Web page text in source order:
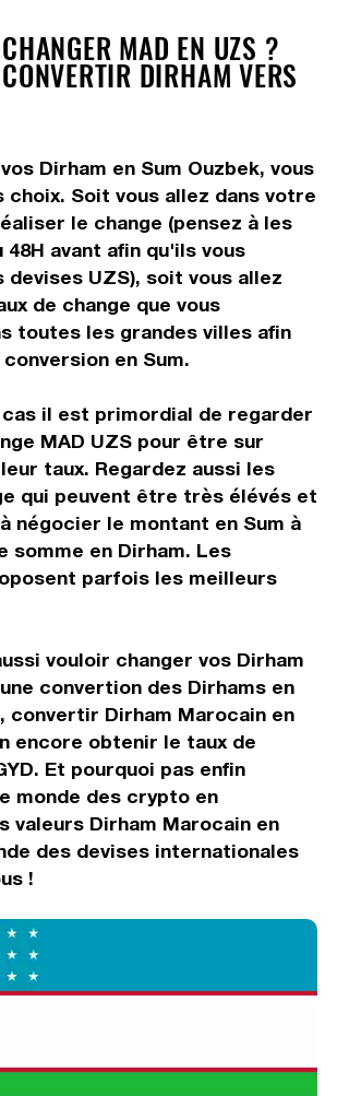
MAD EN UZS ?
DIRHAM VERS
Dirham en Sum Ouzbek, vous
choix. Soit vous allez dans votre
le change (pensez à les
48H avant afin qu'ils vous
devises UZS), soit vous allez
de change que vous
toutes les grandes villes afin
en Sum.
cas il est primordial de regarder
MAD UZS pour être sur
taux. Regardez aussi les
qui peuvent être très élévés et
négocier le montant en Sum à
somme en Dirham. Les
parfois les meilleurs
vouloir changer vos Dirham
convertion des Dirhams en
convertir Dirham Marocain en
encore obtenir le taux de
Et pourquoi pas enfin
monde des crypto en
valeurs Dirham Marocain en
des devises internationales
!